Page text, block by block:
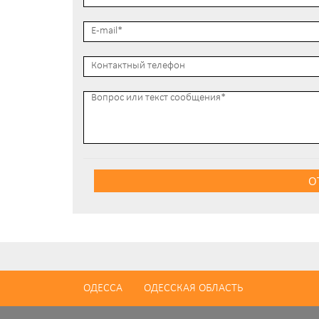
ОДЕССА ОДЕССКАЯ ОБЛАСТЬ